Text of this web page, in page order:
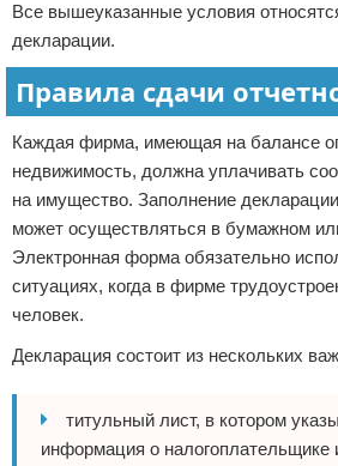
Все вышеуказанные условия
декларации.
Правила сдачи
Каждая фирма, имеющая на балансе
недвижимость, должна уплачивать
на имущество. Заполнение
может осуществляться в бумажном
Электронная форма обязательно
ситуациях, когда в фирме
человек.
Декларация состоит из нескольких
титульный лист, в котором
информация о